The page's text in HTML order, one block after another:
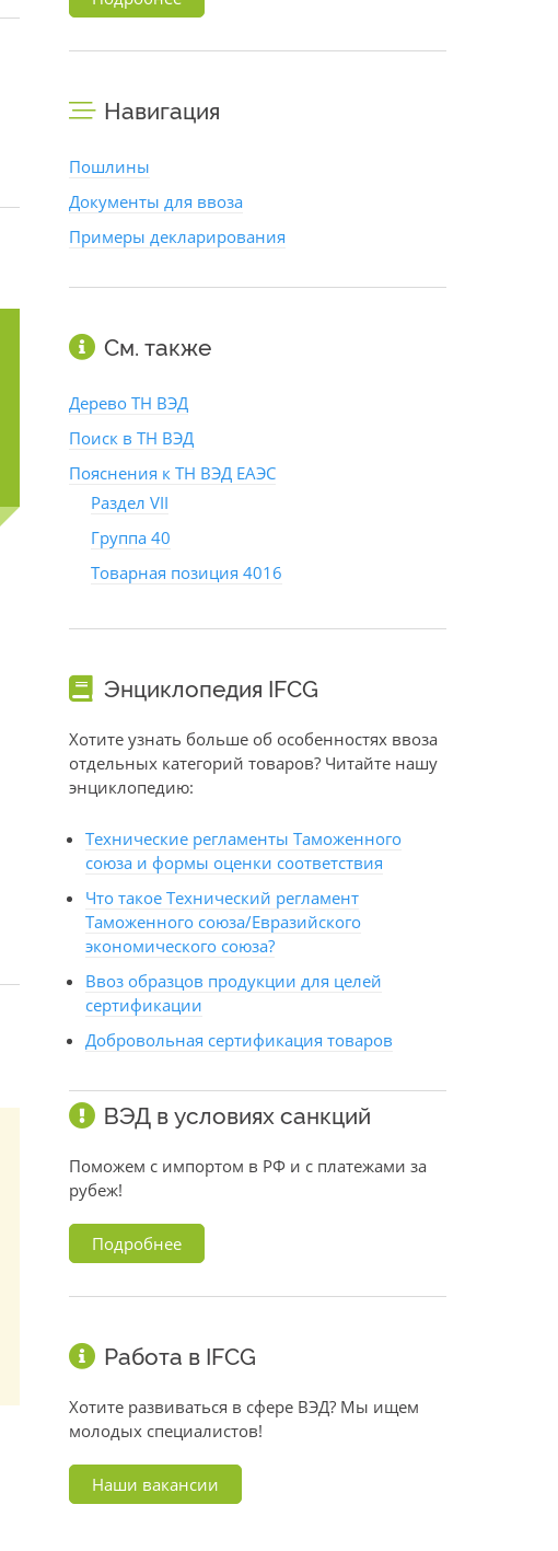
Навигация
Пошлины
Документы для ввоза
Примеры декларирования
См. также
Дерево ТН ВЭД
Поиск в ТН ВЭД
Пояснения к ТН ВЭД ЕАЭС
Раздел VII
Группа 40
Товарная позиция 4016
Энциклопедия IFCG
Хотите узнать больше об особенностях ввоза
отдельных категорий товаров? Читайте нашу
энциклопедию:
Технические регламенты Таможенного
союза и формы оценки соответствия
Что такое Технический регламент
Таможенного союза/Евразийского
экономического союза?
Ввоз образцов продукции для целей
сертификации
Добровольная сертификация товаров
ВЭД в условиях санкций
Поможем с импортом в РФ и с платежами за
рубеж!
Подробнее
Работа в IFCG
Хотите развиваться в сфере ВЭД? Мы ищем
молодых специалистов!
Наши вакансии